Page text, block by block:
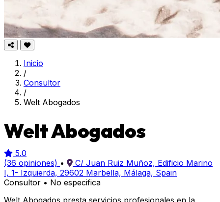
Inicio
/
Consultor
/
Welt Abogados
Welt Abogados
5.0
(36 opiniones) •
C/ Juan Ruiz Muñoz, Edificio Marino
I, 1- Izquierda, 29602 Marbella, Málaga, Spain
Consultor • No especifica
Welt Abogados presta servicios profesionales en la